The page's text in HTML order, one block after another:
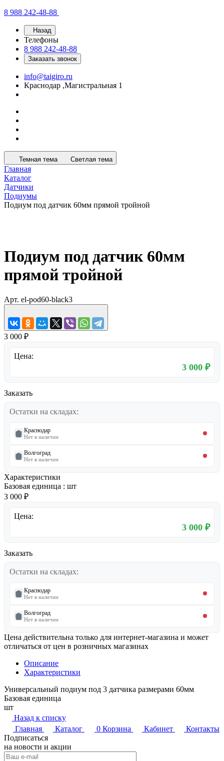
8 988 242-48-88
Назад
Телефоны
8 988 242-48-88
Заказать звонок
info@taigiro.ru
Краснодар ,Магистральная 1
Темная тема Светлая тема
Главная
Каталог
Датчики
Подиумы
Подиум под датчик 60мм прямой тройной
Подиум под датчик 60мм
прямой тройной
Арт. el-pod60-black3
3 000 ₽
Цена:
3 000 ₽
Заказать
Остатки на складах:
Краснодар
Нет в наличии
Волгоград
Нет в наличии
Характеристики
Базовая единица : шт
3 000 ₽
Цена:
3 000 ₽
Заказать
Остатки на складах:
Краснодар
Нет в наличии
Волгоград
Нет в наличии
Цена действительна только для интернет-магазина и может
отличаться от цен в розничных магазинах
Описание
Характеристики
Универсальный подиум под 3 датчика размерами 60мм
Базовая единица
шт
Назад к списку
Главная
Каталог 0 Корзина Кабинет
Контакты
Подписаться
на новости и акции